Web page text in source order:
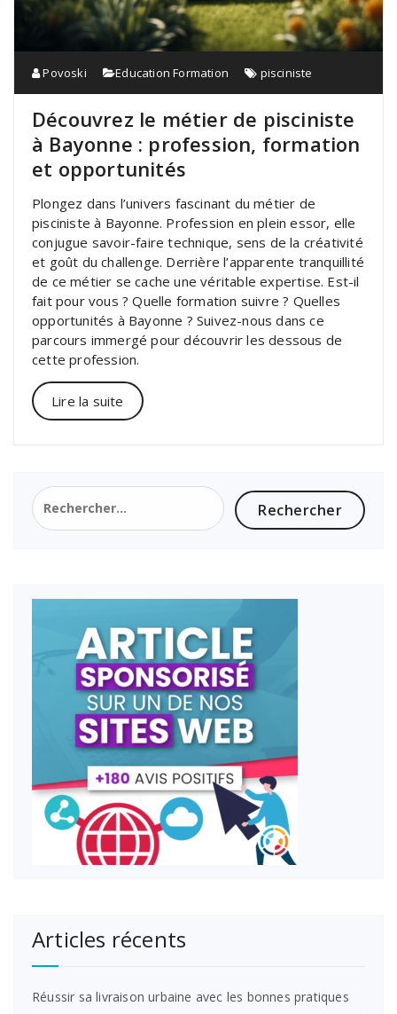
Povoski Education Formation pisciniste
Découvrez le métier de pisciniste
à Bayonne : profession, formation
et opportunités
Plongez dans l’univers fascinant du métier de
pisciniste à Bayonne. Profession en plein essor, elle
conjugue savoir-faire technique, sens de la créativité
et goût du challenge. Derrière l’apparente tranquillité
de ce métier se cache une véritable expertise. Est-il
fait pour vous ? Quelle formation suivre ? Quelles
opportunités à Bayonne ? Suivez-nous dans ce
parcours immergé pour découvrir les dessous de
cette profession.
Lire la suite
Rechercher :
Articles récents
Réussir sa livraison urbaine avec les bonnes pratiques